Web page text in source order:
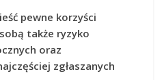
pewne korzyści
także ryzyko
oraz
zgłaszanych